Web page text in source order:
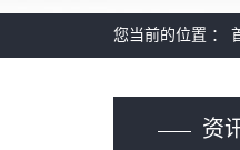
您当前的位置 ：
资